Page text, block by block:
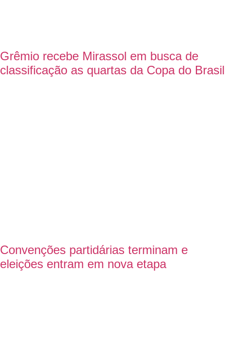
Grêmio recebe Mirassol em busca de
classificação as quartas da Copa do Brasil
Convenções partidárias terminam e
eleições entram em nova etapa